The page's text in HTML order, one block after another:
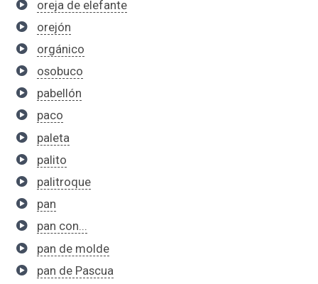
oreja de elefante
orejón
orgánico
osobuco
pabellón
paco
paleta
palito
palitroque
pan
pan con...
pan de molde
pan de Pascua